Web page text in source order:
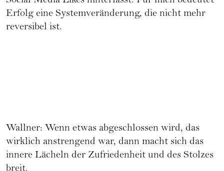
Erfolg eine Systemveränderung, die nicht mehr
reversibel ist.
Wallner: Wenn etwas abgeschlossen wird, das
wirklich anstrengend war, dann macht sich das
innere Lächeln der Zufriedenheit und des Stolzes